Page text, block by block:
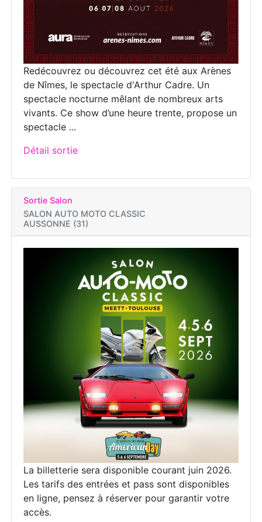
Redécouvrez ou découvrez cet été aux Arènes
de Nîmes, le spectacle d'Arthur Cadre. Un
spectacle nocturne mêlant de nombreux arts
vivants. Ce show d’une heure trente, propose un
spectacle ...
Détail sortie
Sortie Salon
SALON AUTO MOTO CLASSIC
AUSSONNE (31)
La billetterie sera disponible courant juin 2026.
Les tarifs des entrées et pass sont disponibles
en ligne, pensez à réserver pour garantir votre
accès.